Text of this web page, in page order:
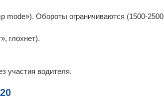
Обороты ограничиваются (1500-
глохнет).
участия водителя.